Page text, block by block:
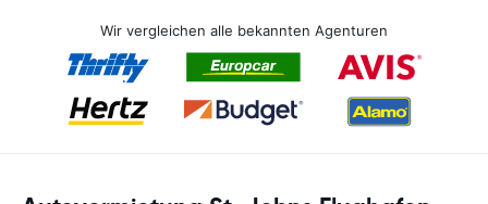
Wir vergleichen alle bekannten Agenturen